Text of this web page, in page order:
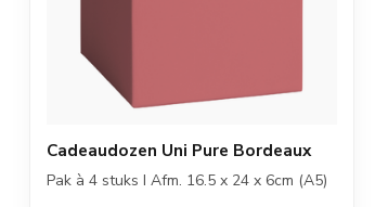
Cadeaudozen Uni Pure Bordeaux
Pak à 4 stuks I Afm. 16.5 x 24 x 6cm (A5)